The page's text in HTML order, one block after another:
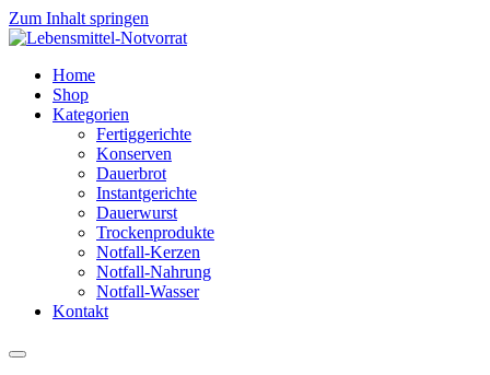
Zum Inhalt springen
Home
Shop
Kategorien
Fertiggerichte
Konserven
Dauerbrot
Instantgerichte
Dauerwurst
Trockenprodukte
Notfall-Kerzen
Notfall-Nahrung
Notfall-Wasser
Kontakt